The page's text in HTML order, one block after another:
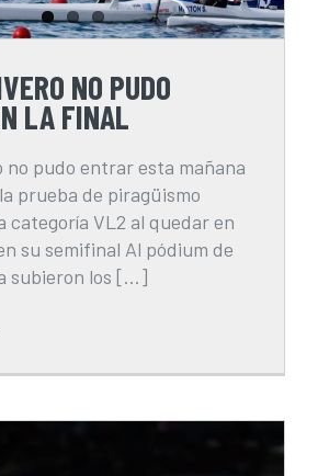
NO PUDO
LA FINAL
no pudo entrar esta mañana
prueba de piragüismo
categoría VL2 al quedar en
su semifinal Al pódium de
subieron los [...]